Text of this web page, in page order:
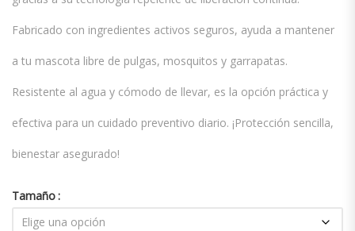
Fabricado con ingredientes activos seguros, ayuda a mantener
a tu mascota libre de pulgas, mosquitos y garrapatas.
Resistente al agua y cómodo de llevar, es la opción práctica y
efectiva para un cuidado preventivo diario. ¡Protección sencilla,
bienestar asegurado!
Tamaño